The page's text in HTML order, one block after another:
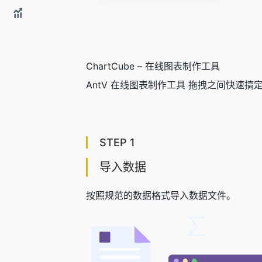
ChartCube – 在线图表制作工具
AntV 在线图表制作工具 拖拽之间快速搞
STEP 1
导入数据
按照规范的数据格式导入数据文件。